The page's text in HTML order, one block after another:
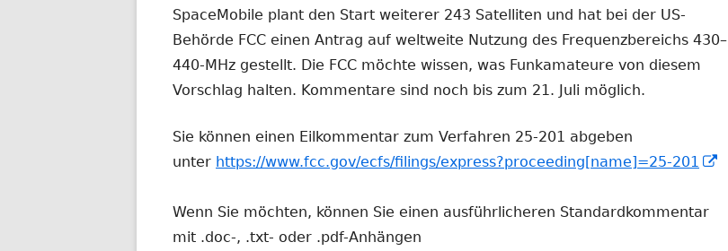
SpaceMobile plant den Start weiterer 243 Satelliten und hat bei der US-
Behörde FCC einen Antrag auf weltweite Nutzung des Frequenzbereichs 430–
440-MHz gestellt. Die FCC möchte wissen, was Funkamateure von diesem
Vorschlag halten. Kommentare sind noch bis zum 21. Juli möglich.
Sie können einen Eilkommentar zum Verfahren 25-201 abgeben
unter https://www.fcc.gov/ecfs/filings/express?proceeding[name]=25-201
Wenn Sie möchten, können Sie einen ausführlicheren Standardkommentar
mit .doc-, .txt- oder .pdf-Anhängen